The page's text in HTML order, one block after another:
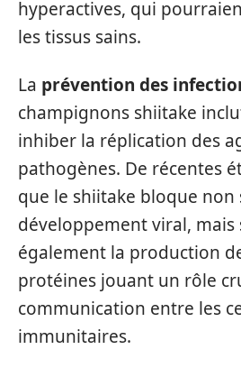
hyperactives, qui
les tissus sains.
La prévention des
champignons shiitake
inhiber la réplication des
pathogènes. De récentes
que le shiitake bloque non
développement viral, mais
également la production
protéines jouant un rôle
communication entre les
immunitaires.